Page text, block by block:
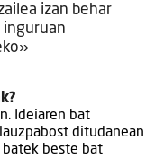
izan behar
Ideiaren bat
ditudanean
beste bat